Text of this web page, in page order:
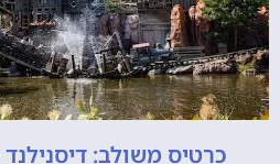
כרטיס משולב: